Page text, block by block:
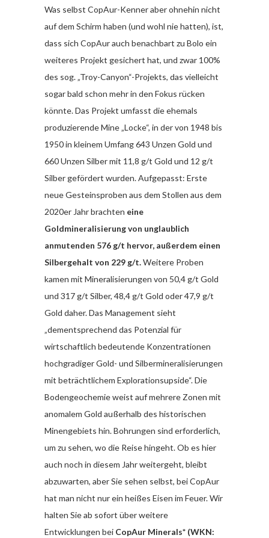
Was selbst CopAur-Kenner aber ohnehin nicht
auf dem Schirm haben (und wohl nie hatten), ist,
dass sich CopAur auch benachbart zu Bolo ein
weiteres Projekt gesichert hat, und zwar 100%
des sog. „Troy-Canyon“-Projekts, das vielleicht
sogar bald schon mehr in den Fokus rücken
könnte. Das Projekt umfasst die ehemals
produzierende Mine „Locke“, in der von 1948 bis
1950 in kleinem Umfang 643 Unzen Gold und
660 Unzen Silber mit 11,8 g/t Gold und 12 g/t
Silber gefördert wurden. Aufgepasst: Erste
neue Gesteinsproben aus dem Stollen aus dem
2020er Jahr brachten eine
Goldmineralisierung von unglaublich
anmutenden 576 g/t hervor, außerdem einen
Silbergehalt von 229 g/t.Weitere Proben
kamen mit Mineralisierungen von 50,4 g/t Gold
und 317 g/t Silber, 48,4 g/t Gold oder 47,9 g/t
Gold daher. Das Management sieht
„dementsprechend das Potenzial für
wirtschaftlich bedeutende Konzentrationen
hochgradiger Gold- und Silbermineralisierungen
mit beträchtlichem Explorationsupside“. Die
Bodengeochemie weist auf mehrere Zonen mit
anomalem Gold außerhalb des historischen
Minengebiets hin. Bohrungen sind erforderlich,
um zu sehen, wo die Reise hingeht. Ob es hier
auch noch in diesem Jahr weitergeht, bleibt
abzuwarten, aber Sie sehen selbst, bei CopAur
hat man nicht nur ein heißes Eisen im Feuer. Wir
halten Sie ab sofort über weitere
Entwicklungen bei CopAur Minerals* (WKN: